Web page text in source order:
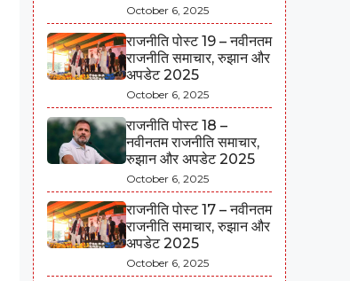
October 6, 2025
राजनीति पोस्ट 19 – नवीनतम
राजनीति समाचार, रुझान और
अपडेट 2025
October 6, 2025
राजनीति पोस्ट 18 –
नवीनतम राजनीति समाचार,
रुझान और अपडेट 2025
October 6, 2025
राजनीति पोस्ट 17 – नवीनतम
राजनीति समाचार, रुझान और
अपडेट 2025
October 6, 2025